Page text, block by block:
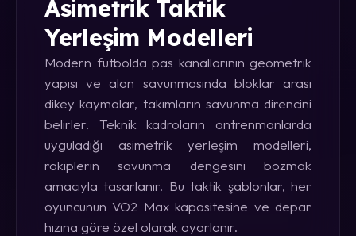
Asimetrik Taktik
Yerleşim Modelleri
Modern futbolda pas kanallarının geometrik
yapısı ve alan savunmasında bloklar arası
dikey kaymalar, takımların savunma direncini
belirler. Teknik kadroların antrenmanlarda
uyguladığı asimetrik yerleşim modelleri,
rakiplerin savunma dengesini bozmak
amacıyla tasarlanır. Bu taktik şablonlar, her
oyuncunun VO2 Max kapasitesine ve depar
hızına göre özel olarak ayarlanır.